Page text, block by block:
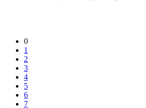
0
1
2
3
4
5
6
7